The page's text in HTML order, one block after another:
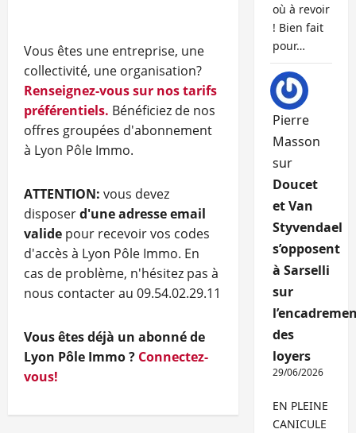
Vous êtes une entreprise, une
collectivité, une organisation?
Renseignez-vous sur nos tarifs
préférentiels. Bénéficiez de nos
offres groupées d'abonnement
à Lyon Pôle Immo.
ATTENTION: vous devez
disposerd'une adresse email
valide pour recevoir vos codes
d'accès à Lyon Pôle Immo. En
cas de problème, n'hésitez pas à
nous contacter au 09.54.02.29.11
Vous êtes déjà un abonné de
Lyon Pôle Immo ? Connectez-
vous!
où à revoir
! Bien fait
pour…
Pierre
Masson
sur
Doucet
et Van
Styvendael
s’opposent
à Sarselli
sur
des
loyers
29/06/2026
EN PLEINE
CANICULE